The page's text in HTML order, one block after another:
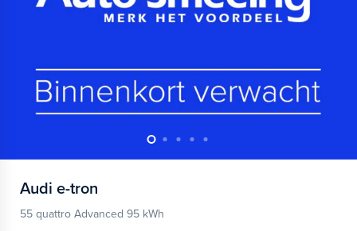
Audi e-tron
55 quattro Advanced 95 kWh